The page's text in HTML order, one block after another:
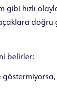
hızlı
doğru
belirler: